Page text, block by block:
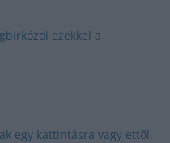
ezekkel a
egy kattintásra vagy ettől,